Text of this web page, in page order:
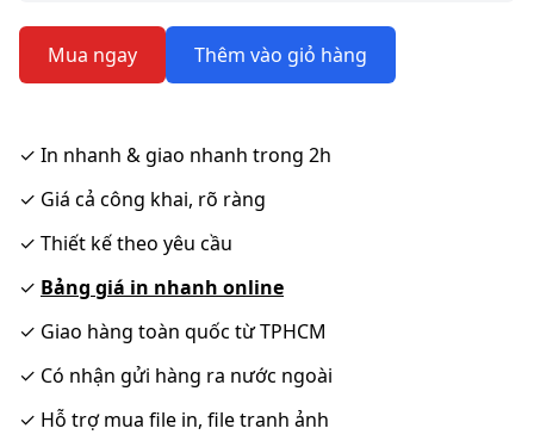
Mua ngay Thêm vào giỏ hàng
✓ In nhanh & giao nhanh trong 2h
✓ Giá cả công khai, rõ ràng
✓ Thiết kế theo yêu cầu
✓ Bảng giá in nhanh online
✓ Giao hàng toàn quốc từ TPHCM
✓ Có nhận gửi hàng ra nước ngoài
✓ Hỗ trợ mua file in, file tranh ảnh